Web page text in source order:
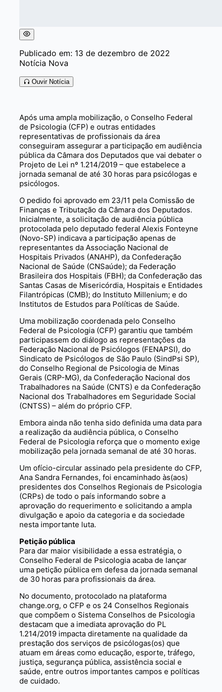
Publicado em: 13 de dezembro de 2022
Notícia Nova
Ouvir Notícia
Após uma ampla mobilização, o Conselho Federal
de Psicologia (CFP) e outras entidades
representativas de profissionais da área
conseguiram assegurar a participação em audiência
pública da Câmara dos Deputados que vai debater o
Projeto de Lei nº 1.214/2019 – que estabelece a
jornada semanal de até 30 horas para psicólogas e
psicólogos.
O pedido foi aprovado em 23/11 pela Comissão de
Finanças e Tributação da Câmara dos Deputados.
Inicialmente, a solicitação de audiência pública
protocolada pelo deputado federal Alexis Fonteyne
(Novo-SP) indicava a participação apenas de
representantes da Associação Nacional de
Hospitais Privados (ANAHP), da Confederação
Nacional de Saúde (CNSaúde); da Federação
Brasileira dos Hospitais (FBH); da Confederação das
Santas Casas de Misericórdia, Hospitais e Entidades
Filantrópicas (CMB); do Instituto Millenium; e do
Institutos de Estudos para Políticas de Saúde.
Uma mobilização coordenada pelo Conselho
Federal de Psicologia (CFP) garantiu que também
participassem do diálogo as representações da
Federação Nacional de Psicólogos (FENAPSI), do
Sindicato de Psicólogos de São Paulo (SindPsi SP),
do Conselho Regional de Psicologia de Minas
Gerais (CRP-MG), da Confederação Nacional dos
Trabalhadores na Saúde (CNTS) e da Confederação
Nacional dos Trabalhadores em Seguridade Social
(CNTSS) – além do próprio CFP.
Embora ainda não tenha sido definida uma data para
a realização da audiência pública, o Conselho
Federal de Psicologia reforça que o momento exige
mobilização pela jornada semanal de até 30 horas.
Um ofício-circular assinado pela presidente do CFP,
Ana Sandra Fernandes, foi encaminhado às(aos)
presidentes dos Conselhos Regionais de Psicologia
(CRPs) de todo o país informando sobre a
aprovação do requerimento e solicitando a ampla
divulgação e apoio da categoria e da sociedade
nesta importante luta.
Petição pública
Para dar maior visibilidade a essa estratégia, o
Conselho Federal de Psicologia acaba de lançar
uma petição pública em defesa da jornada semanal
de 30 horas para profissionais da área.
No documento, protocolado na plataforma
change.org, o CFP e os 24 Conselhos Regionais
que compõem o Sistema Conselhos de Psicologia
destacam que a imediata aprovação do PL
1.214/2019 impacta diretamente na qualidade da
prestação dos serviços de psicólogas(os) que
atuam em áreas como educação, esporte, tráfego,
justiça, segurança pública, assistência social e
saúde, entre outros importantes campos e políticas
de cuidado.